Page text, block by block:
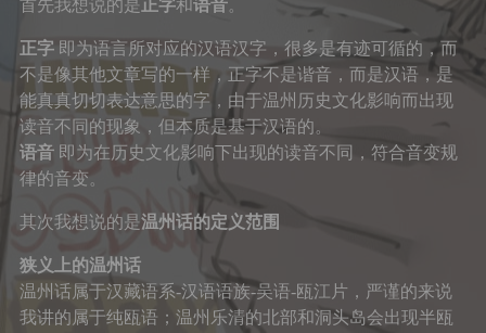
首先我想说的是正字和语音。
正字即为语言所对应的汉语汉字，很多是有迹可循的，而
不是像其他文章写的一样，正字不是谐音，而是汉语，是
能真真切切表达意思的字，由于温州历史文化影响而出现
读音不同的现象，但本质是基于汉语的。
语音即为在历史文化影响下出现的读音不同，符合音变规
律的音变。
其次我想说的是温州话的定义范围
狭义上的温州话
温州话属于汉藏语系-汉语语族-吴语-瓯江片，严谨的来说
我讲的属于纯瓯语；温州乐清的北部和洞头岛会出现半瓯